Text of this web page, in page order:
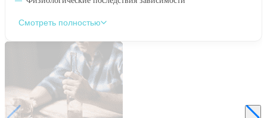
Смотреть полностью